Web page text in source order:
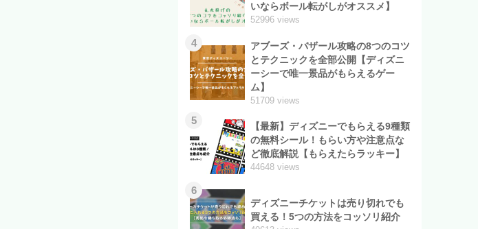
いならボール転がしがオススメ】
52996 views
4
アブーズ・バザール攻略の8つのコツ
とテクニックを全部公開【ディズニ
ーシーで唯一景品がもらえるゲー
ム】
51709 views
5
【最新】ディズニーでもらえる9種類
の無料シール！もらい方や注意点な
ど徹底解説【もらえたらラッキー】
44648 views
6
ディズニーチケットは売り切れでも
買える！5つの方法をコッソリ紹介